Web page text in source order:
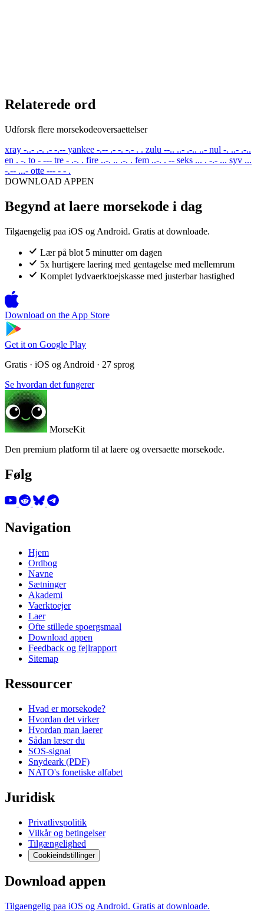
Relaterede ord
Udforsk flere morsekodeoversaettelser
xray -..- .-. .- -.-- yankee -.-- .- -. -.- . . zulu --.. ..- .-.. ..- nul -. ..- .-..
en . -. to - --- tre - .-. . fire ..-. .. .-. . fem ..-. . -- seks ... . -.- ... syv ...
-.-- ...- otte --- - - .
DOWNLOAD APPEN
Begynd at laere morsekode i dag
Tilgaengelig paa iOS og Android. Gratis at downloade.
Lær på blot 5 minutter om dagen
5x hurtigere laering med gentagelse med mellemrum
Komplet lydvaerktoejskasse med justerbar hastighed
Download on the App Store
Get it on Google Play
Gratis · iOS og Android · 27 sprog
Se hvordan det fungerer
MorseKit
Den premium platform til at laere og oversaette morsekode.
Følg
Navigation
Hjem
Ordbog
Navne
Sætninger
Akademi
Vaerktoejer
Laer
Ofte stillede spoergsmaal
Download appen
Feedback og fejlrapport
Sitemap
Ressourcer
Hvad er morsekode?
Hvordan det virker
Hvordan man laerer
Sådan læser du
SOS-signal
Snydeark (PDF)
NATO's fonetiske alfabet
Juridisk
Privatlivspolitik
Vilkår og betingelser
Tilgængelighed
Cookieindstillinger
Download appen
Tilgaengelig paa iOS og Android. Gratis at downloade.